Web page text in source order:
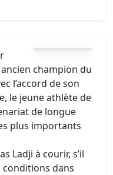
champion du
l’accord de son
le jeune athlète de
de longue
plus importants
Ladji à courir, s’il
conditions dans